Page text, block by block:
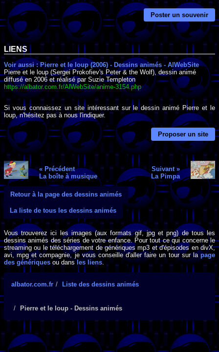
Poster un souvenir
LIENS
Voir aussi : Pierre et le loup (2006) - Dessins animés - AlWebSite
Pierre et le loup (Sergei Prokofiev's Peter & the Wolf), dessin animé
diffusé en 2006 et réalisé par Suzie Templeton
https://albator.com.fr/AlWebSite/anime-3154.php
Si vous connaissez un site intéressant sur le dessin animé Pierre et le
loup, n'hésitez pas à nous l'indiquer.
Proposer un site
« Précédent
La boîte à musique
Suivant »
La Pimpa
Retour à la page des dessins animés
La liste de tous les dessins animés
Vous trouverez ici les images (aux formats gif, jpg et png) de tous les
dessins animés des séries de votre enfance. Pour tout ce qui concerne le
streaming ou le téléchargement de génériques mp3 et d'épisodes en divX,
avi, mpg et compagnie, je vous conseille d'aller faire un tour sur lapage
des génériques ou dansles liens.
albator.com.fr Liste des dessins animés
Pierre et le loup - Dessins animés